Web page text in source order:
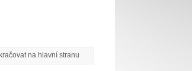
na hlavní stranu